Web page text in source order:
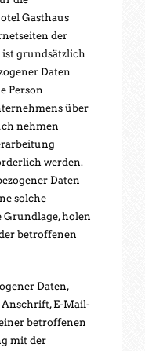
Gasthaus
der
ist grundsätzlich
Daten
Person
über
nehmen
werden.
Daten
solche
Grundlage, holen
betroffenen
Daten,
Anschrift, E-Mail-
betroffenen
mit der